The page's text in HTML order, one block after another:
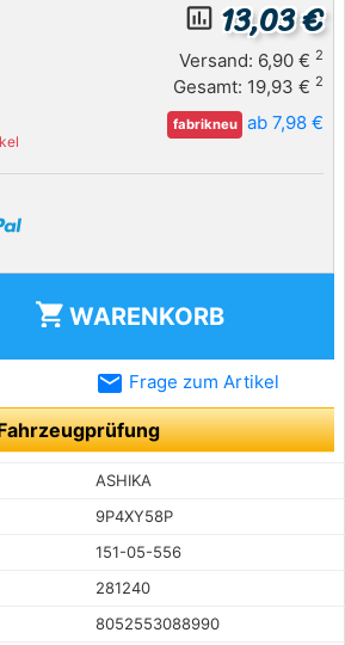
insert_chart_outlined 13,03 €
Versand: 6,90 € 2
Gesamt: 19,93 € 2
fabrikneu ab 7,98 €
shopping_cart WARENKORB
email Frage zum Artikel
ASHIKA
9P4XY58P
151-05-556
281240
8052553088990